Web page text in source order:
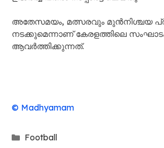
അതേസമയം, മത്സരവും മുൻനിശ്ചയ
നടക്കുമെന്നാണ് കേരളത്തിലെ
ആവർത്തിക്കുന്നത്.
© Madhyamam
Categories
Football